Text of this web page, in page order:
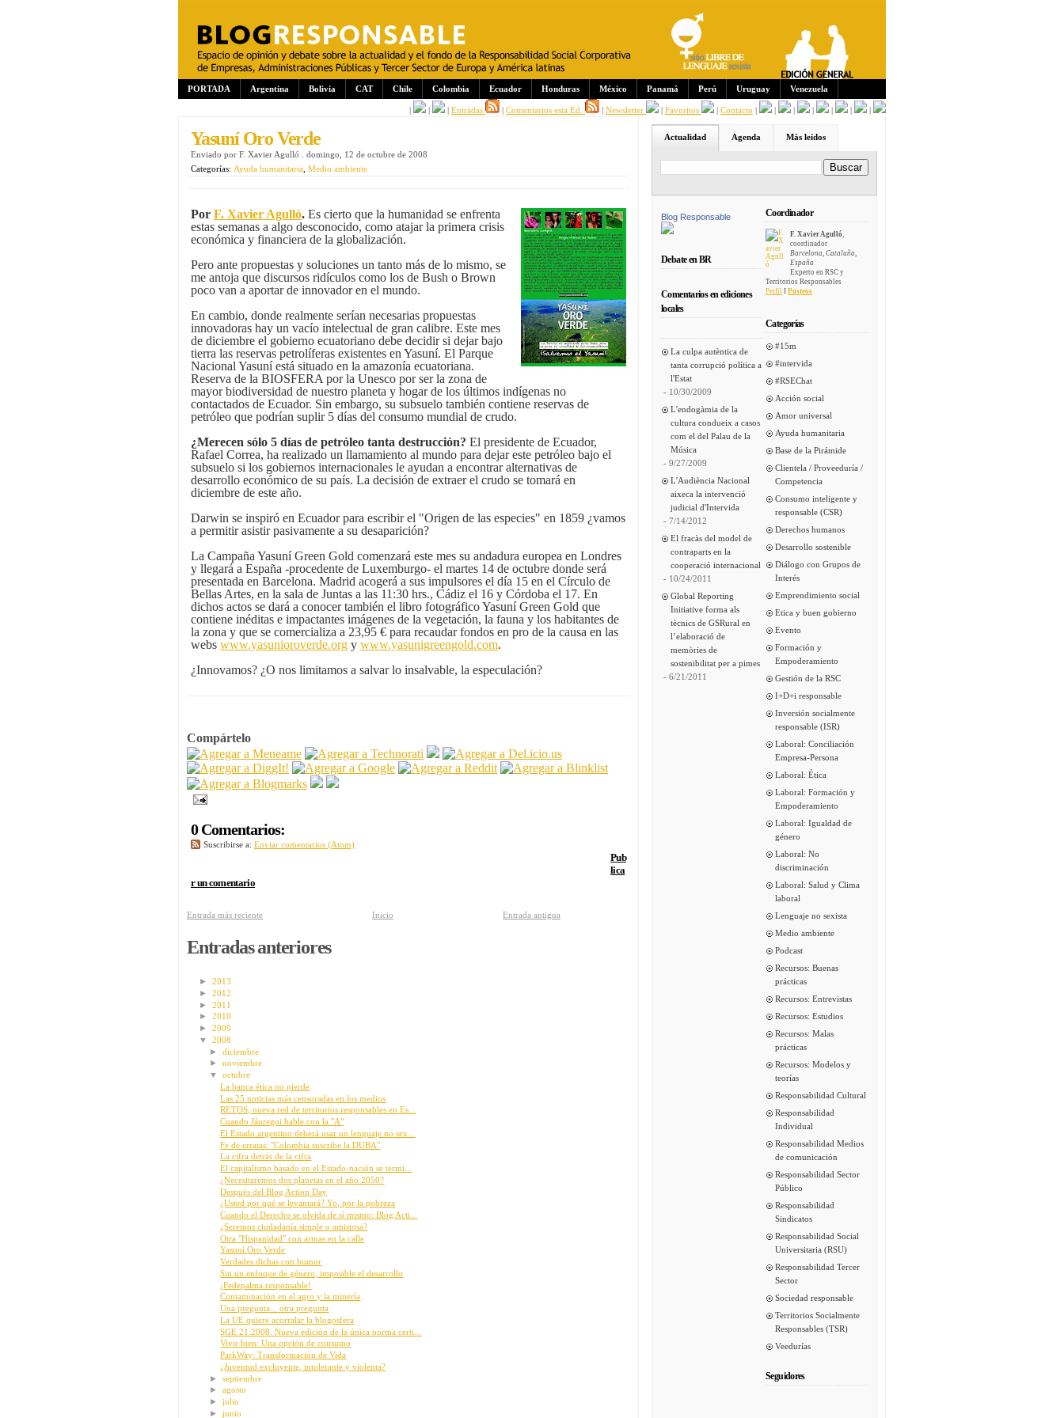
PORTADA Argentina Bolivia CAT Chile Colombia Ecuador Honduras México Panamá Perú Uruguay Venezuela
| | | Entradas | Comentarios esta Ed. | Newsletter | Favoritos | Contacto | | | | | | |
Yasuní Oro Verde
Enviado por F. Xavier Agulló
domingo, 12 de octubre de 2008
Categorías: Ayuda humanitaria Medio ambiente
Por F. Xavier Agulló. Es cierto que la humanidad se enfrenta
estas semanas a algo desconocido, como atajar la primera crisis
económica y financiera de la globalización.
Pero ante propuestas y soluciones un tanto más de lo mismo, se
me antoja que discursos ridículos como los de Bush o Brown
poco van a aportar de innovador en el mundo.
En cambio, donde realmente serían necesarias propuestas
innovadoras hay un vacío intelectual de gran calibre. Este mes
de diciembre el gobierno ecuatoriano debe decidir si dejar bajo
tierra las reservas petrolíferas existentes en Yasuní. El Parque
Nacional Yasuní está situado en la amazonía ecuatoriana.
Reserva de la BIOSFERA por la Unesco por ser la zona de
mayor biodiversidad de nuestro planeta y hogar de los últimos indígenas no
contactados de Ecuador. Sin embargo, su subsuelo también contiene reservas de
petróleo que podrían suplir 5 días del consumo mundial de crudo.
¿Merecen sólo 5 días de petróleo tanta destrucción? El presidente de Ecuador,
Rafael Correa, ha realizado un llamamiento al mundo para dejar este petróleo bajo el
subsuelo si los gobiernos internacionales le ayudan a encontrar alternativas de
desarrollo económico de su país. La decisión de extraer el crudo se tomará en
diciembre de este año.
Darwin se inspiró en Ecuador para escribir el "Origen de las especies" en 1859 ¿vamos
a permitir asistir pasivamente a su desaparición?
La Campaña Yasuní Green Gold comenzará este mes su andadura europea en Londres
y llegará a España -procedente de Luxemburgo- el martes 14 de octubre donde será
presentada en Barcelona. Madrid acogerá a sus impulsores el día 15 en el Círculo de
Bellas Artes, en la sala de Juntas a las 11:30 hrs., Cádiz el 16 y Córdoba el 17. En
dichos actos se dará a conocer también el libro fotográfico Yasuní Green Gold que
contiene inéditas e impactantes imágenes de la vegetación, la fauna y los habitantes de
la zona y que se comercializa a 23,95 € para recaudar fondos en pro de la causa en las
webs www.yasunioroverde.org y www.yasunigreengold.com.
¿Innovamos? ¿O nos limitamos a salvar lo insalvable, la especulación?
Compártelo
0 Comentarios:
Suscribirse a: Enviar comentarios (Atom)
Pub
lica
r un comentario
Entrada más reciente Entrada antigua
Inicio
Entradas anteriores
► 2013
► 2012
► 2011
► 2010
► 2009
▼ 2008
►diciembre
►noviembre
▼octubre
La banca ética no pierde
Las 25 noticias más censuradas en los medios
RETOS, nueva red de territorios responsables en Es...
Cuando Jáuregui hable con la "A"
El Estado argentino deberá usar un lenguaje no sex...
Fe de erratas: "Colombia suscribe la DUBA"
La cifra detrás de la cifra
El capitalismo basado en el Estado-nación se termi...
¿Necesitaremos dos planetas en el año 2050?
Después del Blog Action Day
¿Usted por qué se levantará? Yo, por la pobreza
Cuando el Derecho se olvida de sí mismo: Blog Acti...
¿Seremos ciudadanía simple o amistosa?
Otra "Hispanidad" con armas en la calle
Yasuní Oro Verde
Verdades dichas con humor
Sin un enfoque de género, imposible el desarrollo
¡Fedepalma responsable!
Contaminación en el agro y la minería
Una pregunta... otra pregunta
La UE quiere acorralar la blogosfera
SGE 21:2008. Nueva edición de la única norma certi...
Vivir bien: Una opción de consumo
ParkWay: Transformación de Vida
¿Juventud excluyente, intolerante y violenta?
►septiembre
►agosto
►julio
►junio
Actualidad Agenda Más leídos
Blog Responsable
Debate en BR
Comentarios en ediciones
locales
La culpa autèntica de
tanta corrupció política a
l'Estat
- 10/30/2009
L'endogàmia de la
cultura condueix a casos
com el del Palau de la
Música
- 9/27/2009
L'Audiència Nacional
aixeca la intervenció
judicial d'Intervida
- 7/14/2012
El fracàs del model de
contraparts en la
cooperació internacional
- 10/24/2011
Global Reporting
Initiative forma als
tècnics de GSRural en
l’elaboració de
memòries de
sostenibilitat per a pimes
- 6/21/2011
Coordinador
F. Xavier Agulló,
coordinador
Barcelona, Cataluña,
España
Experto en RSC y
Territorios Responsables
Perfil I Posteos
Categorías
#15m
#intervida
#RSEChat
Acción social
Amor universal
Ayuda humanitaria
Base de la Pirámide
Clientela / Proveeduría /
Competencia
Consumo inteligente y
responsable (CSR)
Derechos humanos
Desarrollo sostenible
Diálogo con Grupos de
Interés
Emprendimiento social
Etica y buen gobierno
Evento
Formación y
Empoderamiento
Gestión de la RSC
I+D+i responsable
Inversión socialmente
responsable (ISR)
Laboral: Conciliación
Empresa-Persona
Laboral: Ética
Laboral: Formación y
Empoderamiento
Laboral: Igualdad de
género
Laboral: No
discriminación
Laboral: Salud y Clima
laboral
Lenguaje no sexista
Medio ambiente
Podcast
Recursos: Buenas
prácticas
Recursos: Entrevistas
Recursos: Estudios
Recursos: Malas
prácticas
Recursos: Modelos y
teorías
Responsabilidad Cultural
Responsabilidad
Individual
Responsabilidad Medios
de comunicación
Responsabilidad Sector
Público
Responsabilidad
Sindicatos
Responsabilidad Social
Universitaria (RSU)
Responsabilidad Tercer
Sector
Sociedad responsable
Territorios Socialmente
Responsables (TSR)
Veedurías
Seguidores